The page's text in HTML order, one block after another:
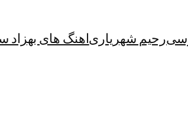
رحیم شهریاریاهنگ های بهزاد